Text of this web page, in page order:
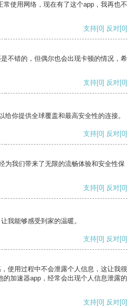
常使用网络，现在有了这个app，我再也不
支持[0] 反对[0]
不错的，但偶尔也会出现卡顿的情况，希
支持[0] 反对[0]
给你提供全球覆盖和最高安全性的连接。
支持[0] 反对[0]
为我们带来了无限的流畅体验和安全性保
支持[0] 反对[0]
我能够感受到家的温暖。
支持[0] 反对[0]
使用过程中不会泄露个人信息，这让我很
的加速器app，经常会出现个人信息泄露的
支持[0] 反对[0]